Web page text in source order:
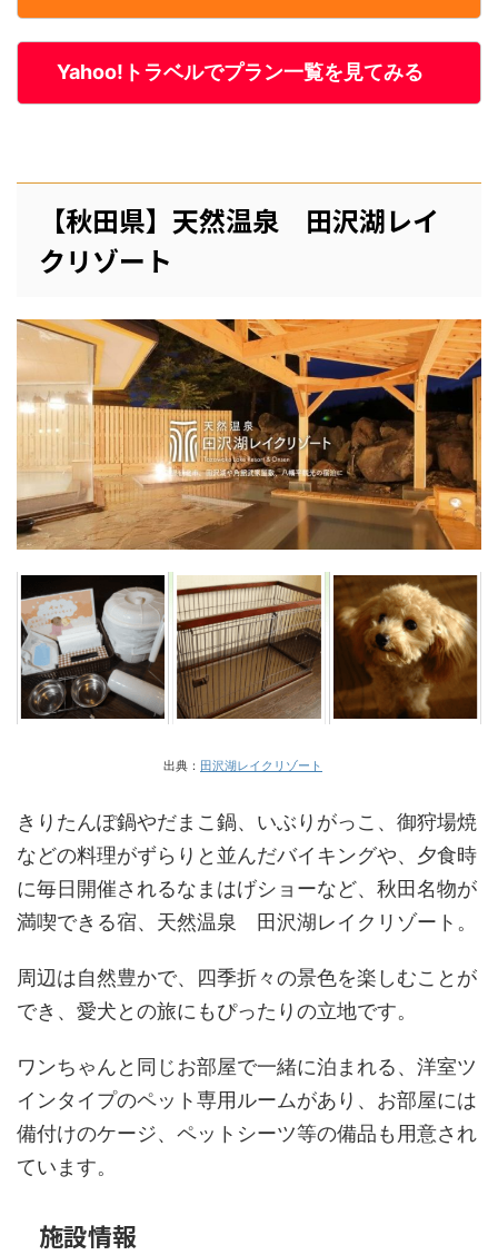
Yahoo!トラベルでプラン一覧を見てみる
【秋田県】天然温泉 田沢湖レイ
クリゾート
出典： 田沢湖レイクリゾート
きりたんぽ鍋やだまこ鍋、いぶりがっこ、御狩場焼
などの料理がずらりと並んだバイキングや、夕食時
に毎日開催されるなまはげショーなど、秋田名物が
満喫できる宿、天然温泉 田沢湖レイクリゾート。
周辺は自然豊かで、四季折々の景色を楽しむことが
でき、愛犬との旅にもぴったりの立地です。
ワンちゃんと同じお部屋で一緒に泊まれる、洋室ツ
インタイプのペット専用ルームがあり、お部屋には
備付けのケージ、ペットシーツ等の備品も用意され
ています。
施設情報